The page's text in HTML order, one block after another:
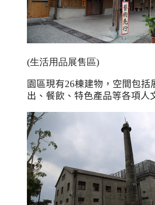
(生活用品展售區)
園區現有26棟建物，空間包括
出、餐飲、特色產品等各項人